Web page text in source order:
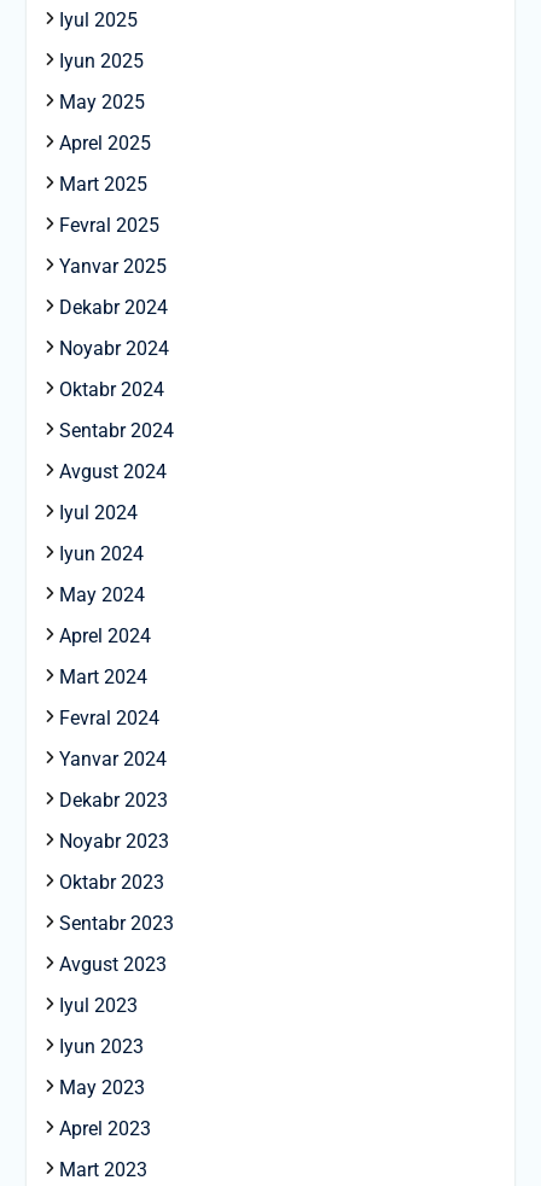
Iyul 2025
Iyun 2025
May 2025
Aprel 2025
Mart 2025
Fevral 2025
Yanvar 2025
Dekabr 2024
Noyabr 2024
Oktabr 2024
Sentabr 2024
Avgust 2024
Iyul 2024
Iyun 2024
May 2024
Aprel 2024
Mart 2024
Fevral 2024
Yanvar 2024
Dekabr 2023
Noyabr 2023
Oktabr 2023
Sentabr 2023
Avgust 2023
Iyul 2023
Iyun 2023
May 2023
Aprel 2023
Mart 2023